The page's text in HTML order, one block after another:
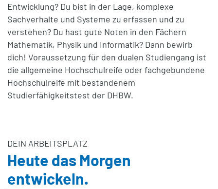
Entwicklung? Du bist in der Lage, komplexe
Sachverhalte und Systeme zu erfassen und zu
verstehen? Du hast gute Noten in den Fächern
Mathematik, Physik und Informatik? Dann bewirb
dich! Voraussetzung für den dualen Studiengang ist
die allgemeine Hochschulreife oder fachgebundene
Hochschulreife mit bestandenem
Studierfähigkeitstest der DHBW.
DEIN ARBEITSPLATZ
Heute das Morgen
entwickeln.